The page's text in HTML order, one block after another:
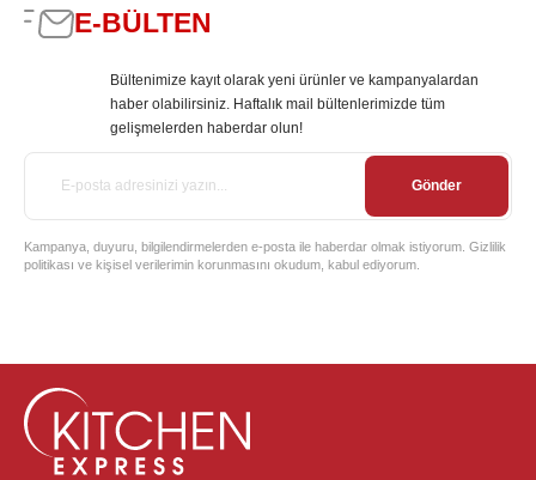
E-BÜLTEN
Bültenimize kayıt olarak yeni ürünler ve kampanyalardan
haber olabilirsiniz. Haftalık mail bültenlerimizde tüm
gelişmelerden haberdar olun!
Gönder
Kampanya, duyuru, bilgilendirmelerden e-posta ile haberdar olmak istiyorum. Gizlilik
politikası ve kişisel verilerimin korunmasını okudum, kabul ediyorum.